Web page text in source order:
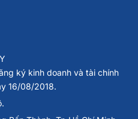
ký kinh doanh và tài chính
16/08/2018.